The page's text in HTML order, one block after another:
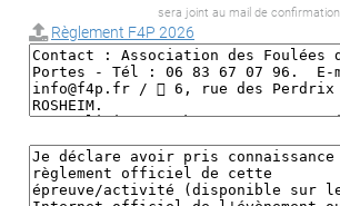
sera joint au mail de confirmation
Règlement F4P 2026